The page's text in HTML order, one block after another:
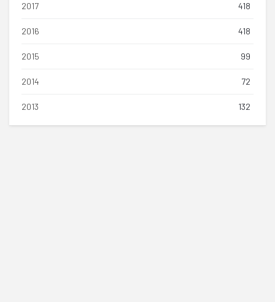
2017 418
2016 418
2015 99
2014 72
2013 132